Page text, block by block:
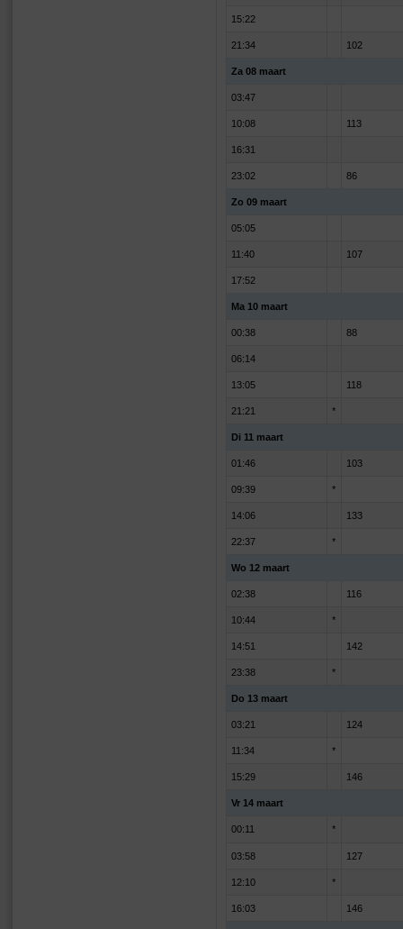
15:22
21:34 102
Za 08 maart
03:47
10:08 113
16:31
23:02 86
Zo 09 maart
05:05
11:40 107
17:52
Ma 10 maart
00:38 88
06:14
13:05 118
21:21 *
Di 11 maart
01:46 103
09:39 *
14:06 133
22:37 *
Wo 12 maart
02:38 116
10:44 *
14:51 142
23:38 *
Do 13 maart
03:21 124
11:34 *
15:29 146
Vr 14 maart
00:11 *
03:58 127
12:10 *
16:03 146